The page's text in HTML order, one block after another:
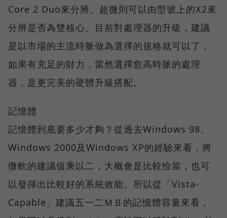
Core 2 Duo來分辨。超微則可以由型號上的X2來
分辨是否為雙核心。目前對處理器的升級，建議
是以市場的主流時脈做為選擇的規格就可以了，
如果有充足的財力，當然選擇愈高時脈的處理
器，是更完美的硬體升級搭配。
記憶體
記憶體到底要多少才夠？從過去Windows 98、
Windows 2000及Windows XP的經驗來看，將
微軟的建議值乘以二，大概會是比較恰當，也可
以發揮出比較好的系統效能。所以從「Vista-
Capable」建議五一二ＭＢ的記憶體容量來看，